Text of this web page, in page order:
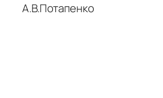
А.В.Потапенко